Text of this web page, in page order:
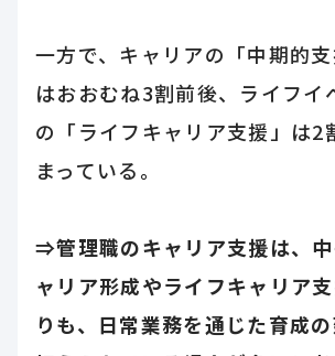
一方で、キャリアの「中期的
はおおむね3割前後、ライフイ
の「ライフキャリア支援」は2
まっている。
⇒管理職のキャリア支援は、
ャリア形成やライフキャリア
りも、日常業務を通じた育成